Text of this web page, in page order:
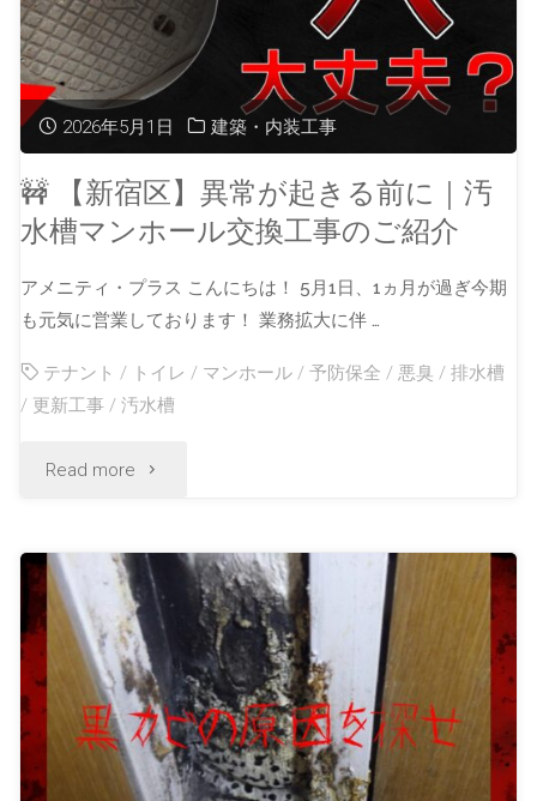
2026年5月1日 建築・内装工事
🚧 【新宿区】異常が起きる前に｜汚
水槽マンホール交換工事のご紹介
アメニティ・プラス こんにちは！ 5月1日、1ヵ月が過ぎ今期
も元気に営業しております！ 業務拡大に伴 …
テナント / トイレ / マンホール /予防保全 /悪臭 /排水槽
/ 更新工事 /汚水槽
Read more